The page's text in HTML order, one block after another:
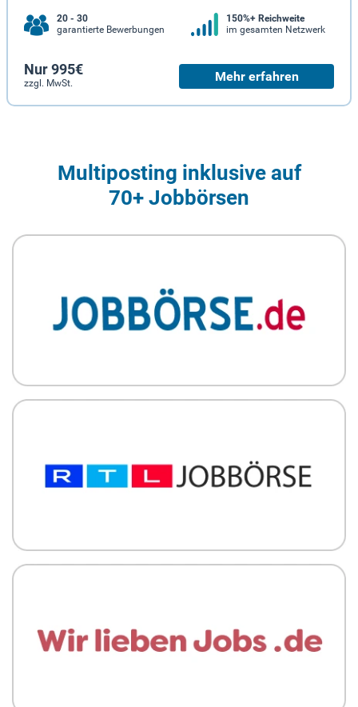
20 - 30
garantierte Bewerbungen
150%+ Reichweite
im gesamten Netzwerk
Nur 995€
zzgl. MwSt. Mehr erfahren
Multiposting inklusive auf
70+ Jobbörsen